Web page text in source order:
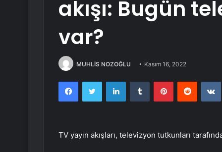
akışı: Bugün
var?
MUHLİS NOZOĞLU Kasım 16, 2022
FacebookTwitter LinkedInTumblr PinterestReddit
TV yayın akışları, televizyon tutkunları